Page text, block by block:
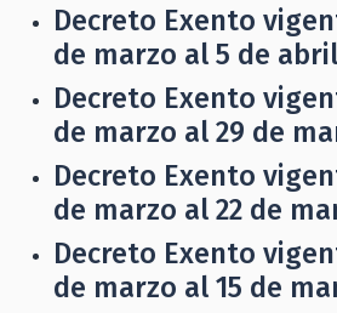
Decreto Exento
de marzo al 5 de
Decreto Exento
de marzo al 29 de
Decreto Exento
de marzo al 22 de
Decreto Exento
de marzo al 15 de